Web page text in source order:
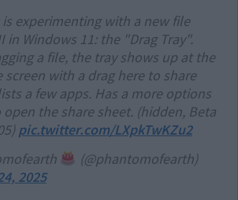
experimenting with a new file
in Windows 11: the "Drag Tray".
a file, the tray shows up at the
screen with a drag here to share
a few apps. Has a more options
the share sheet. (hidden, Beta
pic.twitter.com/LXpkTwKZu2
(@phantomofearth)
2025